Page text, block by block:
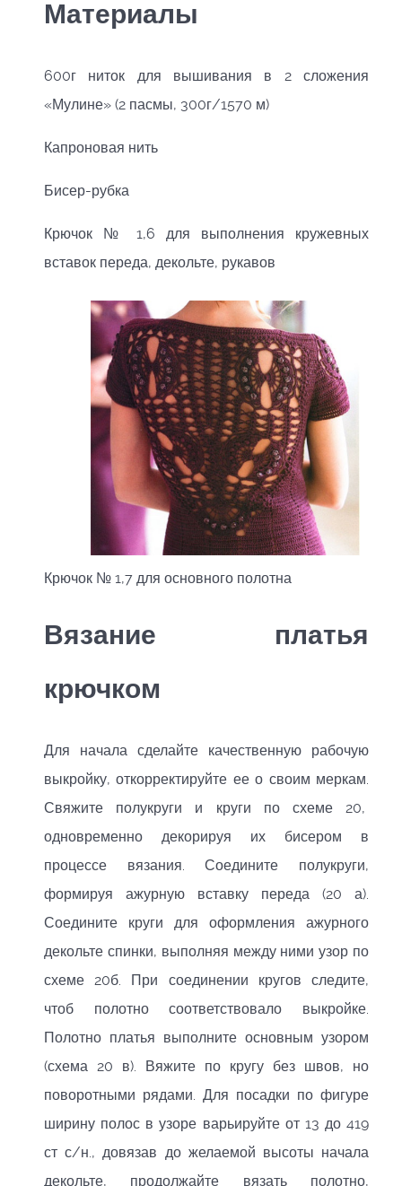
Материалы
600г ниток для вышивания в 2 сложения
«Мулине» (2 пасмы, 300г/1570 м)
Капроновая нить
Бисер-рубка
Крючок № 1,6 для выполнения кружевных
вставок переда, декольте, рукавов
Крючок № 1,7 для основного полотна
Вязание платья
крючком
Для начала сделайте качественную рабочую
выкройку, откорректируйте ее о своим меркам.
Свяжите полукруги и круги по схеме 20,
одновременно декорируя их бисером в
процессе вязания. Соедините полукруги,
формируя ажурную вставку переда (20 а).
Соедините круги для оформления ажурного
декольте спинки, выполняя между ними узор по
схеме 20б. При соединении кругов следите,
чтоб полотно соответствовало выкройке.
Полотно платья выполните основным узором
(схема 20 в). Вяжите по кругу без швов, но
поворотными рядами. Для посадки по фигуре
ширину полос в узоре варьируйте от 13 до 419
ст с/н., довязав до желаемой высоты начала
декольте, продолжайте вязать полотно,